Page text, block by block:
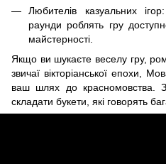
Любителів казуальних
раунди роблять гру
майстерності.
Якщо ви шукаєте веселу гру,
звичаї вікторіанської епохи,
ваш шлях до красномовства.
складати букети, які говорять